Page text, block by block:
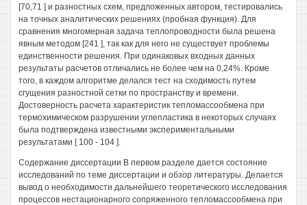
[70,71 ] и разностных схем, предложенных автором, тестировались
на точных аналитических решениях (пробная функция). Для
сравнения многомерная задача теплопроводности была решена
явным методом [241 ], так как для него не существует проблемы
единственности решения. При одинаковых входных данных
результаты расчетов отличались не более чем на 0,24%. Кроме
того, в каждом алгоритме делался тест на сходимость путем
сгущения разностной сетки по пространству и времени.
Достоверность расчета характеристик тепломассообмена при
термохимическом разрушении углепластика в некоторых случаях
была подтверждена известными экспериментальными
результатами [ 100 - 104 ].
Содержание диссертации В первом разделе дается состояние
исследований по теме диссертации и обзор литературы. Делается
вывод о необходимости дальнейшего теоретического исследования
процессов нестационарного сопряженного тепломассообмена при